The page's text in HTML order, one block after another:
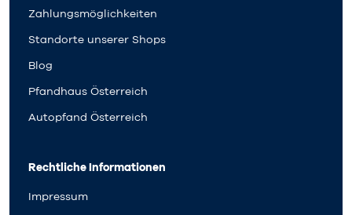
Zahlungsmöglichkeiten
Standorte unserer Shops
Blog
Pfandhaus Österreich
Autopfand Österreich
Rechtliche Informationen
Impressum